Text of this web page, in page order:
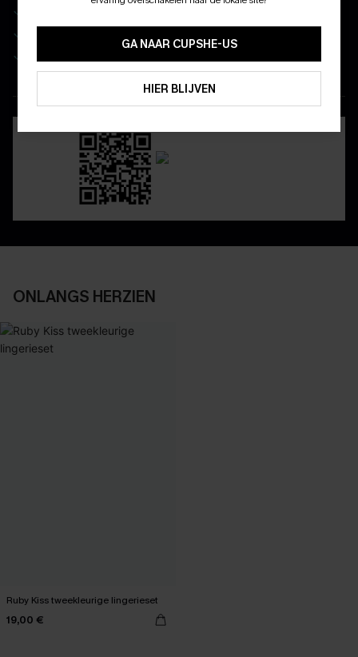
DOWNLOAD DE CUPSHE-APP
ONLANGS HERZIEN
Ruby Kiss tweekleurige lingerieset
19,00 €
GA NAAR CUPSHE-US
HIER BLIJVEN
15% KORTING OP 2ST+
ABONNEREN